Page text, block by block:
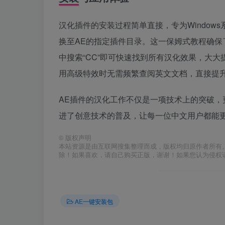
汉化插件的安装过程简单直接，专为
换至AE的指定插件目录。这一保姆式教程确
中搜索“CC”即可快速找到所有汉化效果，大
用高级特效时无需频繁查阅英文文档，直接提
AE插件的汉化工作不仅是一项技术上的突破
进了创意技术的普及，让每一位中文用户都
© 版权声明
本站资源是由互联网搜集整理而成，版权均归原作者所
除！如果喜欢，请自己购买正版，谢谢！如果您认为侵
AE一键安装包